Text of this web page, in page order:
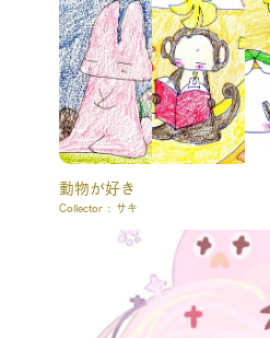
動物が好き
Collector : サキ